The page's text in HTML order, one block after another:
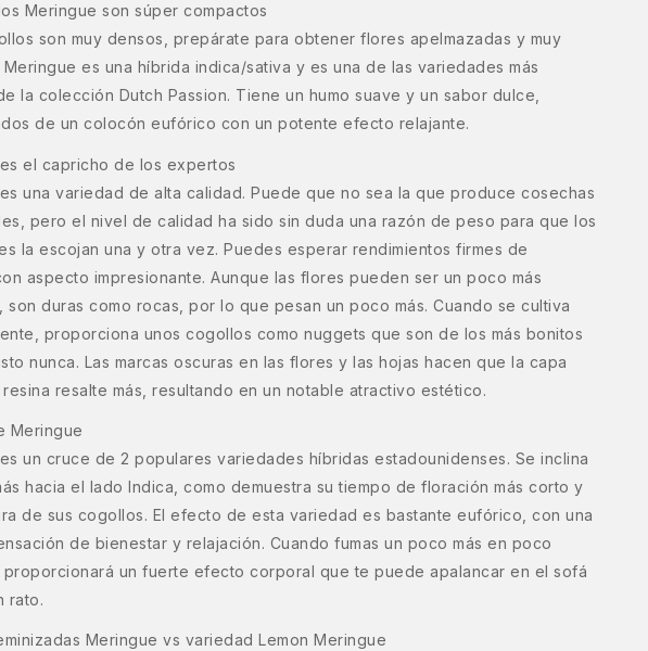
Meringue son súper compactos
son muy densos, prepárate para obtener flores apelmazadas y muy
Meringue es una híbrida indica/sativa y es una de las variedades más
la colección Dutch Passion. Tiene un humo suave y un sabor dulce,
de un colocón eufórico con un potente efecto relajante.
el capricho de los expertos
una variedad de alta calidad. Puede que no sea la que produce cosechas
pero el nivel de calidad ha sido sin duda una razón de peso para que los
la escojan una y otra vez. Puedes esperar rendimientos firmes de
aspecto impresionante. Aunque las flores pueden ser un poco más
son duras como rocas, por lo que pesan un poco más. Cuando se cultiva
proporciona unos cogollos como nuggets que son de los más bonitos
nunca. Las marcas oscuras en las flores y las hojas hacen que la capa
resalte más, resultando en un notable atractivo estético.
Meringue
un cruce de 2 populares variedades híbridas estadounidenses. Se inclina
hacia el lado Indica, como demuestra su tiempo de floración más corto y
de sus cogollos. El efecto de esta variedad es bastante eufórico, con una
de bienestar y relajación. Cuando fumas un poco más en poco
proporcionará un fuerte efecto corporal que te puede apalancar en el sofá
rato.
Meringue vs variedad Lemon Meringue